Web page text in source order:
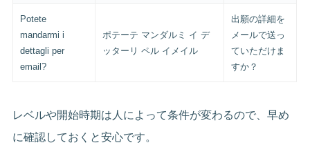
Potete
mandarmi i
dettagli per
email?
ポテーテ マンダルミ イ デ
ッターリ ペル イメイル
出願の詳細を
メールで送っ
ていただけま
すか？
レベルや開始時期は人によって条件が変わるので、早め
に確認しておくと安心です。